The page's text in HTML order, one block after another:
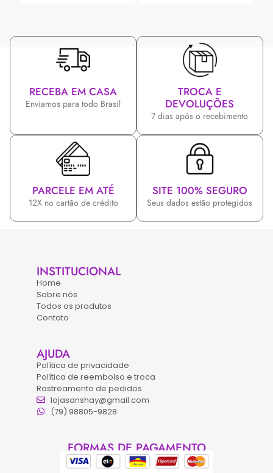
RECEBA EM CASA
Enviamos para todo Brasil
TROCA E
DEVOLUÇÕES
7 dias após o recebimento
PARCELE EM ATÉ
12X no cartão de crédito
SITE 100% SEGURO
Seus dados estão protegidos
INSTITUCIONAL
Home
Sobre nós
Todos os produtos
Contato
AJUDA
Política de privacidade
Política de reembolso e troca
Rastreamento de pedidos
lojasanshay@gmail.com
(79) 98805-9828
FORMAS DE PAGAMENTO